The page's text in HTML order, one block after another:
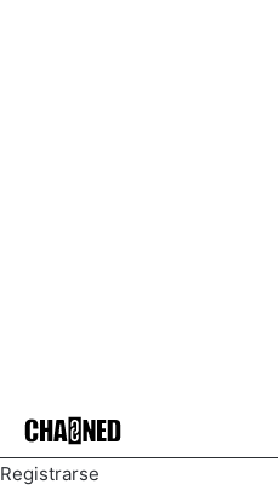
Registrarse